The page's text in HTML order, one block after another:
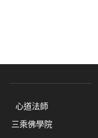
心道法師
三乘佛學院